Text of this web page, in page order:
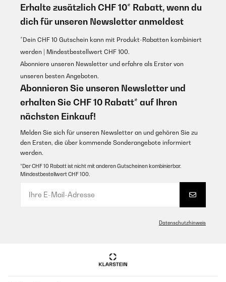
jours ouvrés et vous la recevez au bout de 7 jours.Pour la clim se
n'est pas mieux pour 349 euros vous devez montez les roues et le
tuyau ne tiens pas dans le cerceau, dès qu’on bouge la clim, il se
En de 2 minutes, elle était en place, le tuyau se clips et ne bouge
la livraison.
Übersetzen
Erhalte zusätzlich CHF 10* Rabatt, wenn du
dich für unseren Newsletter anmeldest
*Dein CHF 10 Gutschein kann mit Produkt-Rabatten kombiniert
werden | Mindestbestellwert CHF 100.
Abonniere unseren Newsletter und erfahre als Erster von
unseren besten Angeboten.
Abonnieren Sie unseren Newsletter und
erhalten Sie CHF 10 Rabatt* auf Ihren
nächsten Einkauf!
Melden Sie sich für unseren Newsletter an und gehören Sie zu
den Ersten, die über kommende Sonderangebote informiert
werden.
*Der CHF 10 Rabatt ist nicht mit anderen Gutscheinen kombinierbar.
Mindestbestellwert CHF 100.
Datenschutzhinweis